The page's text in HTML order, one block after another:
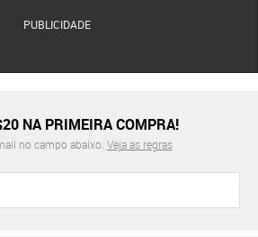
PUBLICIDADE
NA PRIMEIRA COMPRA!
no campo abaixo. Veja as regras